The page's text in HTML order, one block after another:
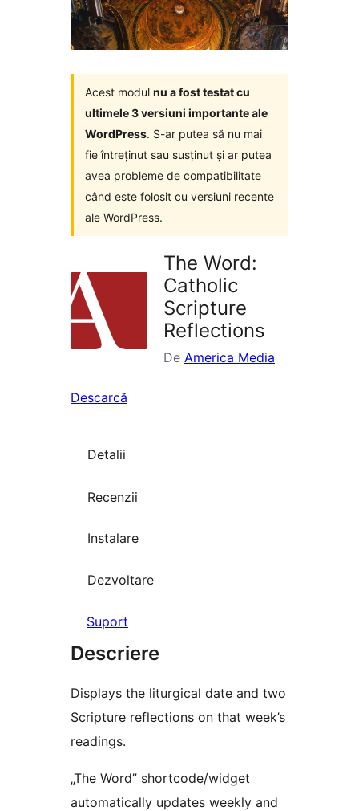
Acest modul nu a fost testat cu
ultimele 3 versiuni importante ale
WordPress. S-ar putea să nu mai
fie întreținut sau susținut și ar putea
avea probleme de compatibilitate
când este folosit cu versiuni recente
ale WordPress.
The Word:
Catholic
Scripture
Reflections
De America Media
Descarcă
Detalii
Recenzii
Instalare
Dezvoltare
Suport
Descriere
Displays the liturgical date and two
Scripture reflections on that week’s
readings.
„The Word” shortcode/widget
automatically updates weekly and